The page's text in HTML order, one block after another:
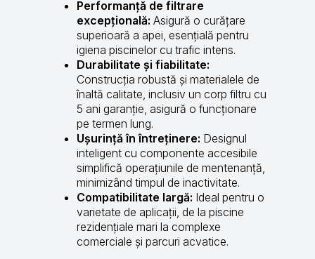
Performanță de filtrare
excepțională: Asigură o curățare
superioară a apei, esențială pentru
igiena piscinelor cu trafic intens.
Durabilitate și fiabilitate:
Construcția robustă și materialele de
înaltă calitate, inclusiv un corp filtru cu
5 ani garanție, asigură o funcționare
pe termen lung.
Ușurință în întreținere: Designul
inteligent cu componente accesibile
simplifică operațiunile de mentenanță,
minimizând timpul de inactivitate.
Compatibilitate largă: Ideal pentru o
varietate de aplicații, de la piscine
rezidențiale mari la complexe
comerciale și parcuri acvatice.